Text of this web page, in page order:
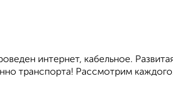
интернет, кабельное.
транспорта! Рассмотрим